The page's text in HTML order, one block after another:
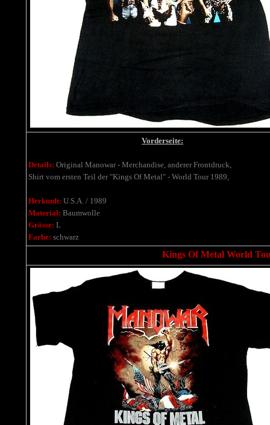
Vorderseite:
Details: Original Manowar - Merchandise, anderer Frontdruck,
Shirt vom ersten Teil der "Kings Of Metal" - World Tour 1989,
Herkunft: U.S.A. / 1989
Material: Baumwolle
Grösse: L
Farbe: schwarz
Kings Of Metal World